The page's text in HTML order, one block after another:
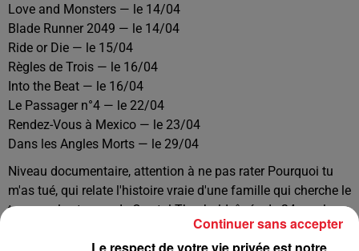
Love and Monsters — le 14/04
Blade Runner 2049 — le 14/04
Ride or Die — le 15/04
Règles de Trois — le 16/04
Into the Beat — le 16/04
Le Passager n°4 — le 22/04
Rendez-Vous à Mexico — le 23/04
Dans les Angles Morts — le 29/04
Niveau documentaire, attention à ne pas rater Pourquoi tu
m'as tué, qui relate l'histoire vraie d'une famille qui cherche le
tueur ou les tueurs de Crystal Theobald, âgée de 24 ans lors
Continuer sans accepter